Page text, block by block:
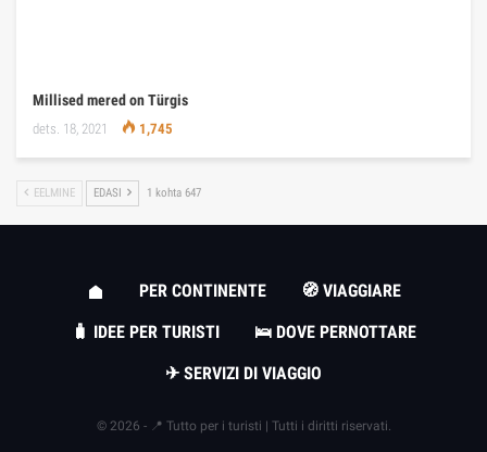
Millised mered on Türgis
dets. 18, 2021 1,745
EELMINE EDASI 1 kohta 647
PER CONTINENTE
🧭 VIAGGIARE
🧳 IDEE PER TURISTI
🛌 DOVE PERNOTTARE
✈ SERVIZI DI VIAGGIO
© 2026 - 📍 Tutto per i turisti | Tutti i diritti riservati.